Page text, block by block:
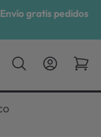
gratis pedidos